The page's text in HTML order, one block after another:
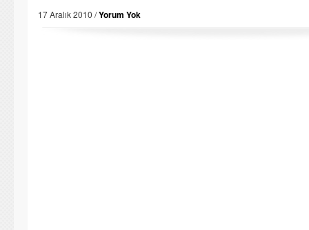
17 Aralık 2010 /Yorum Yok